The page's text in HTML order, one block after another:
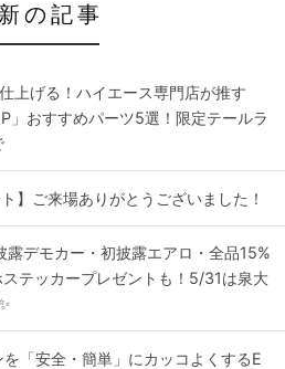
の記事
上げる！ハイエース専門店が推す
」おすすめパーツ5選！限定テールラ
】ご来場ありがとうございました！
露デモカー・初披露エアロ・全品15%
テッカープレゼントも！5/31は泉大
「安全・簡単」にカッコよくするE